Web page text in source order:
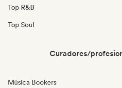
Top R&B
Top Soul
Curadores/
Música Bookers